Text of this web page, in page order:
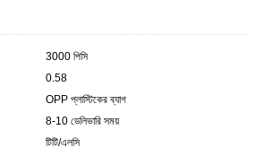
3000 পিসি
0.58
OPP প্লাস্টিকের ব্যাগ
8-10 ডেলিভারি সময়
টিটি/এলসি